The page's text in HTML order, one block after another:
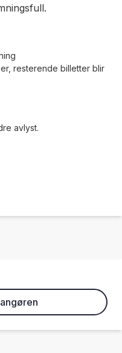
resterende billetter blir
avlyst.